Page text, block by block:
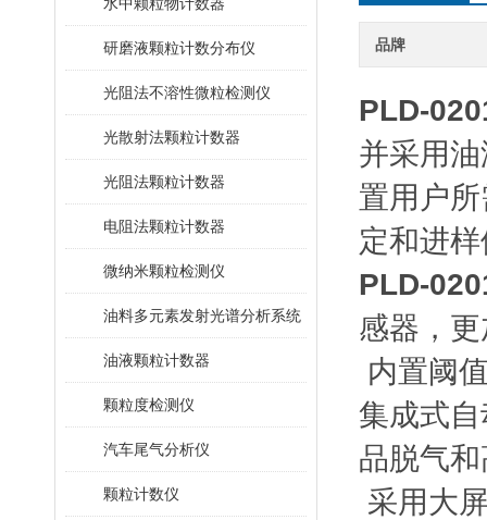
研磨液颗粒计数分布仪
光阻法不溶性微粒检测仪
光散射法颗粒计数器
光阻法颗粒计数器
电阻法颗粒计数器
微纳米颗粒检测仪
油料多元素发射光谱分析系统
油液颗粒计数器
颗粒度检测仪
汽车尾气分析仪
颗粒计数仪
品牌
PLD-
并采用
置用户
定和进
PLD-
感器，
内置阈
集成式
品脱气
采用大